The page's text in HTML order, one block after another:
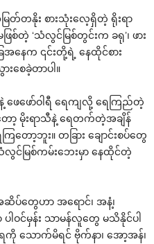
နိုး စားသုံးလေ့ရှိတဲ့ ရိုးရာ
ြစ်တဲ့ ‘သံလွင်မြစ်တွင်းက ခရု’၊ ဖား
အနေက ၎င်းတို့ရဲ့ နေထိုင်စား
စေခဲ့တာပါ။
နဲ့ ဖေဖော်ဝါရီ ရေကျလို့ ရေကြည်တဲ့
တော့ မိုးရာသီနဲ့ ရေတက်တဲ့အချိန်
တော့ဘူး။ တခြား ချောင်းစပ်တွေ
င်မြစ်ကမ်းဘေးမှာ နေထိုင်တဲ့
ဆိပ်တွေဟာ အရောင်၊ အနံ့၊
ါဝင်မှန်း သာမန်လူတွေ မသိနိုင်ပါ
ကို သောက်မိရင် ဗိုက်နာ၊ အော့အန်၊